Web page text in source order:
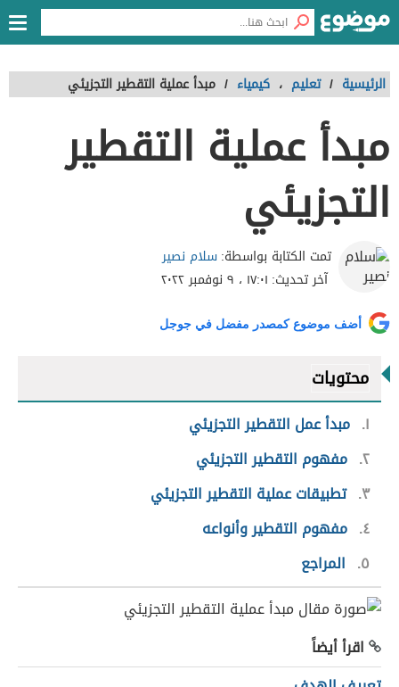
الرئيسية / تعليم ، كيمياء / مبدأ عملية التقطير التجزيئي
مبدأ عملية التقطير
التجزيئي
تمت الكتابة بواسطة:سلام نصير
آخر تحديث: ١٧:٠١ ، ٩ نوفمبر ٢٠٢٢
أضف موضوع كمصدر مفضل في جوجل
محتويات
١ مبدأ عمل التقطير التجزيئي
٢ مفهوم التقطير التجزيئي
٣ تطبيقات عملية التقطير التجزيئي
٤ مفهوم التقطير وأنواعه
٥
المراجع
اقرأ أيضاً